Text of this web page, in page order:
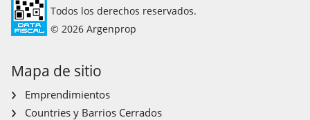
Todos los derechos reservados.
© 2026 Argenprop
Mapa de sitio
Emprendimientos
Countries y Barrios Cerrados